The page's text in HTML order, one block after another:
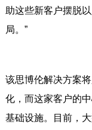
助这些新客户摆脱
局。”
该思博伦解决方案
化，而这家客户的
基础设施。目前，